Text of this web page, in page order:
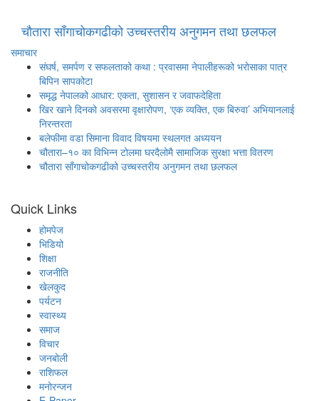
चौतारा साँगाचोकगढीको उच्चस्तरीय अनुगमन तथा छलफल
समाचार
संघर्ष, समर्पण र सफलताको कथा : प्रवासमा नेपालीहरूको भरोसाका पात्र
बिपिन सापकोटा
समृद्ध नेपालको आधार: एकता, सुशासन र जवाफदेहिता
खिर खाने दिनको अवसरमा वृक्षारोपण, ‘एक व्यक्ति, एक बिरुवा’ अभियानलाई
निरन्तरता
बलेफीमा वडा सिमाना विवाद विषयमा स्थलगत अध्ययन
चौतारा–१० का विभिन्न टोलमा घरदैलोमै सामाजिक सुरक्षा भत्ता वितरण
चौतारा साँगाचोकगढीको उच्चस्तरीय अनुगमन तथा छलफल
Quick Links
होमपेज
भिडियो
शिक्षा
राजनीति
खेलकुद
पर्यटन
स्वास्थ्य
समाज
विचार
जनबोली
राशिफल
मनोरन्जन